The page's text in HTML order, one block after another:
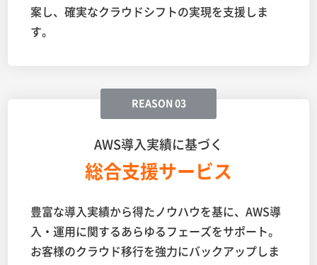
案し、確実なクラウドシフトの実現を支援しま
す。
REASON 03
AWS導入実績に基づく
総合支援サービス
豊富な導入実績から得たノウハウを基に、AWS導
入・運用に関するあらゆるフェーズをサポート。
お客様のクラウド移行を強力にバックアップしま